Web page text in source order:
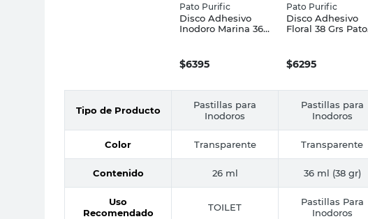
Pato Purific
Disco Adhesivo
Inodoro Marina 36
$6395
Pato Purific
Disco Adhesivo
Floral 38 Grs Pato
$6295
Tipo de Producto
Pastillas para
Inodoros
Pastillas para
Inodoros
Color Transparente Transparente
Contenido 26 ml 36 ml (38 gr)
Uso
Recomendado
TOILET
Pastillas Para
Inodoros